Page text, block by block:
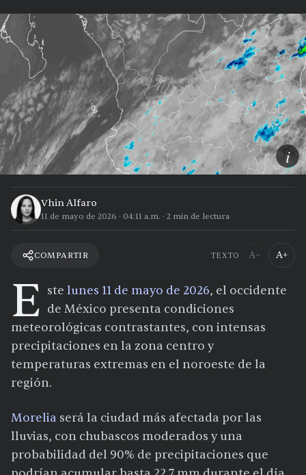
i
Vhin Alfaro
11 de mayo de 2026 · 04:11 a.m. · 2 min de lectura
COMPARTIR TEXTO A− A+
E ste lunes 11 de mayo de 2026, el occidente
de México presenta condiciones
meteorológicas contrastantes, con intensas
precipitaciones en la zona centro y
temperaturas extremas en el noroeste de la
región.
Morelia será la ciudad más afectada por las
lluvias, con chubascos moderados y una
probabilidad del 90% de precipitaciones que